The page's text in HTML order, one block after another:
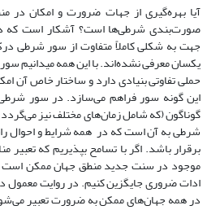
آیا بهره‌گیری از جهات ضرورت و امکان در
صورت‌بندی شرطی‌ها است؟ آشکار است که
جهت به شکلی کاملاً متفاوت از سور شرطی
یکسان معرفی نشده‌اند. با این همه می­دانیم
حملی تفاوتی بنیادی دارد و ساختار خاص آن
این گونه سور فراهم می‌سازد. در سور
گوناگون (که شامل زمان‌های مختلف نیز
شرطی به آن است که در همه شرایط و احوال
برقرار باشد. اگر با تسامح بپذیریم که
موجود در سنت جدید منطق جهان ممکن است
ادات ضروری جایگزین کنیم. در روایت
در همه جهان‌های ممکن به ضرورت تعبیر